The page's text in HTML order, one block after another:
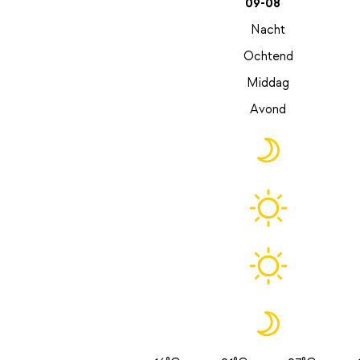
09-08
Nacht
Ochtend
Middag
Avond